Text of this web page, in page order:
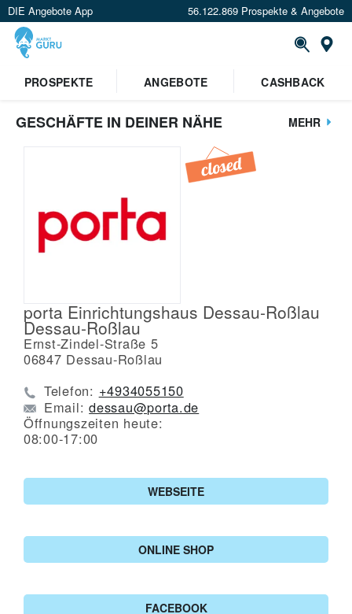
DIE Angebote App 56.122.869 Prospekte & Angebote
PROSPEKTE
ANGEBOTE CASHBACK
GESCHÄFTE IN DEINER NÄHE MEHR
porta Einrichtungshaus Dessau-Roßlau
Dessau-Roßlau
Ernst-Zindel-Straße 5
06847 Dessau-Roßlau
Telefon: +4934055150
Email:dessau@porta.de
Öffnungszeiten heute:
08:00-17:00
WEBSEITE
ONLINE SHOP
FACEBOOK